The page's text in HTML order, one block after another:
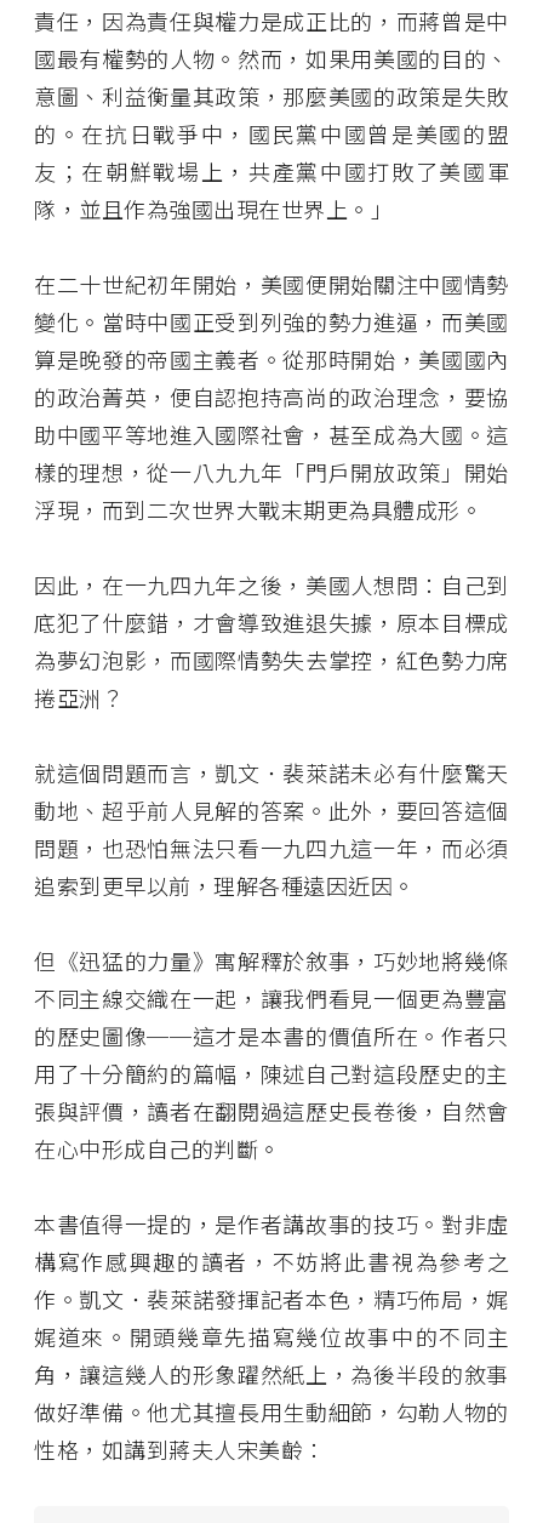
責任，因為責任與權力是成正比的，而蔣曾是中
國最有權勢的人物。然而，如果用美國的目的、
意圖、利益衡量其政策，那麼美國的政策是失敗
的。在抗日戰爭中，國民黨中國曾是美國的盟
友；在朝鮮戰場上，共產黨中國打敗了美國軍
隊，並且作為強國出現在世界上。」
在二十世紀初年開始，美國便開始關注中國情勢
變化。當時中國正受到列強的勢力進逼，而美國
算是晚發的帝國主義者。從那時開始，美國國內
的政治菁英，便自認抱持高尚的政治理念，要協
助中國平等地進入國際社會，甚至成為大國。這
樣的理想，從一八九九年「門戶開放政策」開始
浮現，而到二次世界大戰末期更為具體成形。
因此，在一九四九年之後，美國人想問：自己到
底犯了什麼錯，才會導致進退失據，原本目標成
為夢幻泡影，而國際情勢失去掌控，紅色勢力席
捲亞洲？
就這個問題而言，凱文．裴萊諾未必有什麼驚天
動地、超乎前人見解的答案。此外，要回答這個
問題，也恐怕無法只看一九四九這一年，而必須
追索到更早以前，理解各種遠因近因。
但《迅猛的力量》寓解釋於敘事，巧妙地將幾條
不同主線交織在一起，讓我們看見一個更為豐富
的歷史圖像──這才是本書的價值所在。作者只
用了十分簡約的篇幅，陳述自己對這段歷史的主
張與評價，讀者在翻閱過這歷史長卷後，自然會
在心中形成自己的判斷。
本書值得一提的，是作者講故事的技巧。對非虛
構寫作感興趣的讀者，不妨將此書視為參考之
作。凱文．裴萊諾發揮記者本色，精巧佈局，娓
娓道來。開頭幾章先描寫幾位故事中的不同主
角，讓這幾人的形象躍然紙上，為後半段的敘事
做好準備。他尤其擅長用生動細節，勾勒人物的
性格，如講到蔣夫人宋美齡：